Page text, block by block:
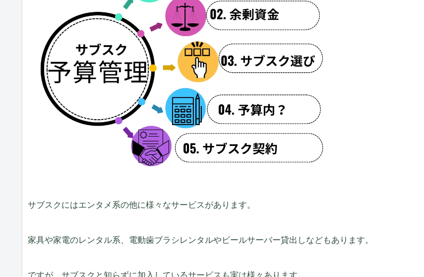
サブスクにはエンタメ系の他に様々なサービスがあります。
家具や家電のレンタル系、電動歯ブラシレンタルやビールサーバー貸出しなどもあります。